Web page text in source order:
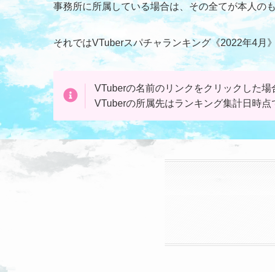
事務所に所属している場合は、その全てが本人の
それではVTuberスパチャランキング《2022年4月
VTuberの名前のリンクをクリック した場
VTuberの所属先はランキング集計日時